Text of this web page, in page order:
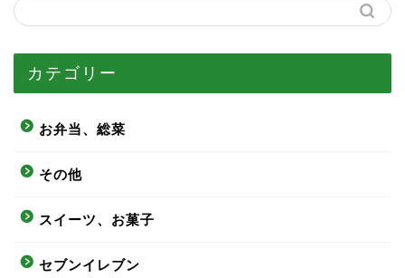
カテゴリー
お弁当、総菜
その他
スイーツ、お菓子
セブンイレブン